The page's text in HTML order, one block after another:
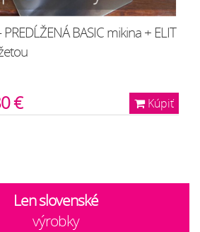
PREDĹŽENÁ BASIC mikina + ELIT
Kúpiť
€
Len slovenské
výrobky